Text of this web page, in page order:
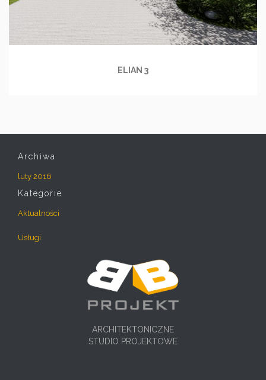
ELIAN 3
Archiwa
luty 2016
Kategorie
Aktualności
Usługi
ARCHITEKTONICZNE
STUDIO PROJEKTOWE